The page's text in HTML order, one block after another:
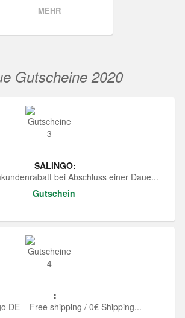
MEHR
Gutscheine 2020
SALiNGO:
bei Abschluss einer Daue...
Gutschein
:
DE – Free shipping / 0€ Shipping...